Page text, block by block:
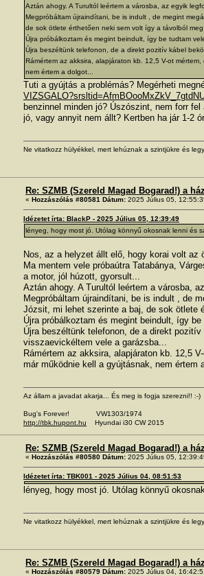
Aztán ahogy. A Turultól leértem a városba, az egyik
Megpróbáltam újraindítani, be is indult , de megint
de sok ötlete érthetően neki sem volt így a távolból
Újra próbálkoztam és megint beindult, így be tudtam
Újra beszéltünk telefonon, de a direkt pozitív kábel
Rámértem az akksira, alapjáraton kb. 12,5 V-ot
nem értem a dolgot...
Tuti a gyújtás a problémás? Megérheti
benzinnel minden jó? Úszószint, nem forr
jó, vagy annyit nem állt? Kertben ha jár 1-2
Ne vitatkozz hülyékkel, mert lehúznak a szintjükre és
Re: SZMB (Szereld Magad Bogarad!) a
« Hozzászólás #80581 Dátum: 2025 Július 05,
Idézetet írta: BlackP - 2025 Július 05, 12:39:49
lényeg, hogy most jó. Utólag könnyű okosnak lenni és
Nos, az a helyzet állt elő, hogy korai volt az
Ma mentem vele próbaútra Tatabánya,
a motor, jól húzott, gyorsult...
Aztán ahogy. A Turultól leértem a városba,
Megpróbáltam újraindítani, be is indult , de
Józsit, mi lehet szerinte a baj, de sok ötlete
Újra próbálkoztam és megint beindult, így
Újra beszéltünk telefonon, de a direkt
visszaevickéltem vele a garázsba...
Rámértem az akksira, alapjáraton kb. 12,5
már működnie kell a gyújtásnak, nem értem
Az állam a javadat akarja... És meg is fogja szerezni!! :-)
Bug's Forever! VW1303/1974
http://tbk.hupont.hu Hyundai i30 CW 2015
Re: SZMB (Szereld Magad Bogarad!) a
« Hozzászólás #80580 Dátum: 2025 Július 05,
Idézetet írta: TBK001 - 2025 Július 04, 08:51:53
lényeg, hogy most jó. Utólag könnyű
Ne vitatkozz hülyékkel, mert lehúznak a szintjükre és
Re: SZMB (Szereld Magad Bogarad!) a
« Hozzászólás #80579 Dátum: 2025 Július 04,